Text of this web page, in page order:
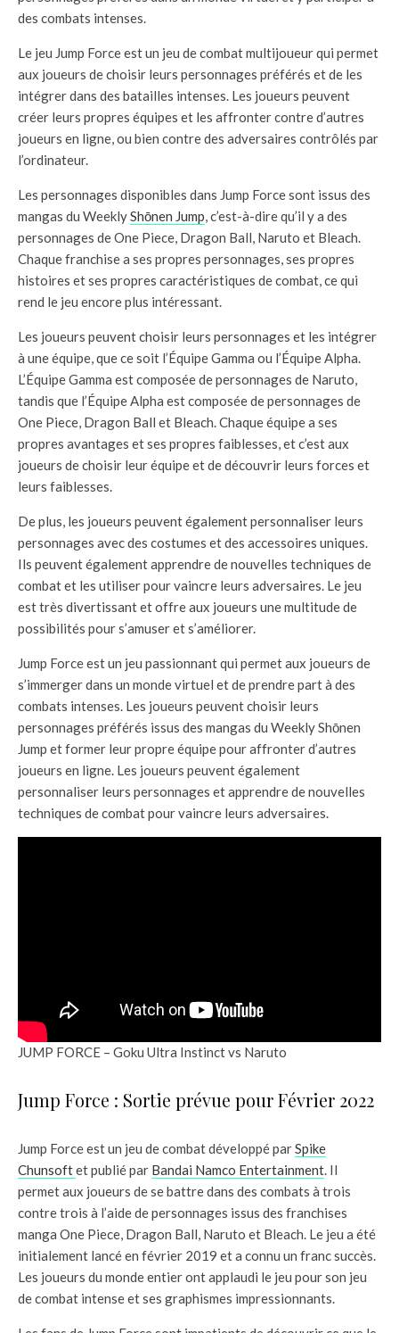
des combats intenses.
Le jeu Jump Force est un jeu de combat multijoueur qui permet
aux joueurs de choisir leurs personnages préférés et de les
intégrer dans des batailles intenses. Les joueurs peuvent
créer leurs propres équipes et les affronter contre d’autres
joueurs en ligne, ou bien contre des adversaires contrôlés par
l’ordinateur.
Les personnages disponibles dans Jump Force sont issus des
mangas du WeeklyShōnen Jump, c’est-à-dire qu’il y a des
personnages de One Piece, Dragon Ball, Naruto et Bleach.
Chaque franchise a ses propres personnages, ses propres
histoires et ses propres caractéristiques de combat, ce qui
rend le jeu encore plus intéressant.
Les joueurs peuvent choisir leurs personnages et les intégrer
à une équipe, que ce soit l’Équipe Gamma ou l’Équipe Alpha.
L’Équipe Gamma est composée de personnages de Naruto,
tandis que l’Équipe Alpha est composée de personnages de
One Piece, Dragon Ball et Bleach. Chaque équipe a ses
propres avantages et ses propres faiblesses, et c’est aux
joueurs de choisir leur équipe et de découvrir leurs forces et
leurs faiblesses.
De plus, les joueurs peuvent également personnaliser leurs
personnages avec des costumes et des accessoires uniques.
Ils peuvent également apprendre de nouvelles techniques de
combat et les utiliser pour vaincre leurs adversaires. Le jeu
est très divertissant et offre aux joueurs une multitude de
possibilités pour s’amuser et s’améliorer.
Jump Force est un jeu passionnant qui permet aux joueurs de
s’immerger dans un monde virtuel et de prendre part à des
combats intenses. Les joueurs peuvent choisir leurs
personnages préférés issus des mangas du Weekly Shōnen
Jump et former leur propre équipe pour affronter d’autres
joueurs en ligne. Les joueurs peuvent également
personnaliser leurs personnages et apprendre de nouvelles
techniques de combat pour vaincre leurs adversaires.
JUMP FORCE – Goku Ultra Instinct vs Naruto
Jump Force : Sortie prévue pour Février 2022
Jump Force est un jeu de combat développé parSpike
Chunsoftet publié par Bandai Namco Entertainment. Il
permet aux joueurs de se battre dans des combats à trois
contre trois à l’aide de personnages issus des franchises
manga One Piece, Dragon Ball, Naruto et Bleach. Le jeu a été
initialement lancé en février 2019 et a connu un franc succès.
Les joueurs du monde entier ont applaudi le jeu pour son jeu
de combat intense et ses graphismes impressionnants.